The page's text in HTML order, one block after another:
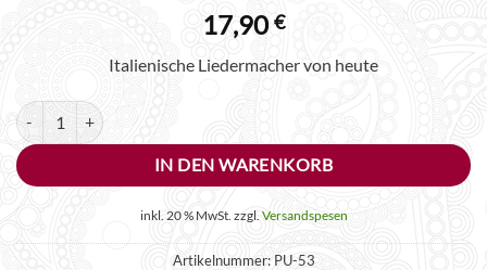
17,90€
Italienische Liedermacher von heute
Italia Putumayo CD Menge
IN DEN WARENKORB
inkl. 20 % MwSt. zzgl. Versandspesen
Artikelnummer: PU-53